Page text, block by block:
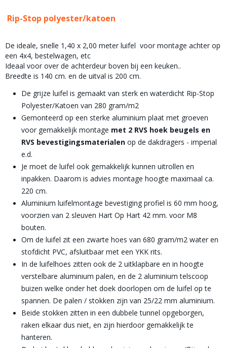
Rip-Stop polyester/katoen
De ideale, snelle 1,40 x 2,00 meter luifel voor montage achter op
een 4x4, bestelwagen, etc
Ideaal voor over de achterdeur boven bij een keuken..
Breedte is 140 cm. en de uitval is 200 cm.
De grijze luifel is gemaakt van sterk en waterdicht Rip-Stop
Polyester/Katoen van 280 gram/m2
Gemonteerd op een sterke aluminium plaat met groeven
voor gemakkelijk montage met 2 RVS hoek beugels en
RVS bevestigingsmaterialen op de dakdragers - imperial
e.d.
Je moet de luifel ook gemakkelijk kunnen uitrollen en
inpakken. Daarom is advies montage hoogte maximaal ca.
220 cm.
Aluminium luifelmontage bevestiging profiel is 60 mm hoog,
voorzien van 2 sleuven Hart Op Hart 42 mm. voor M8
bouten.
Om de luifel zit een zwarte hoes van 680 gram/m2 water en
stofdicht PVC, afsluitbaar met een YKK rits.
In de luifelhoes zitten ook de 2 uitklapbare en in hoogte
verstelbare aluminium palen, en de 2 aluminium telscoop
buizen welke onder het doek doorlopen om de luifel op te
spannen. De palen / stokken zijn van 25/22 mm aluminium.
Beide stokken zitten in een dubbele tunnel opgeborgen,
raken elkaar dus niet, en zijn hierdoor gemakkelijk te
hanteren.